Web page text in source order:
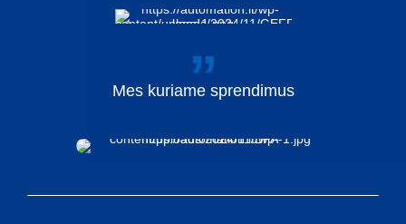
Mes kuriame sprendimus